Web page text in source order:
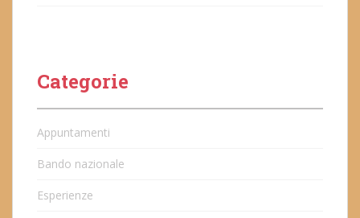
Categorie
Appuntamenti
Bando nazionale
Esperienze